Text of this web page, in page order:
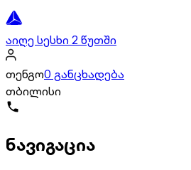
აიღე სესხი 2 წუთში
თენგო0 განცხადება
თბილისი
ნავიგაცია